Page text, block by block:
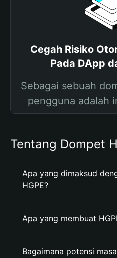
Cegah Risiko
Pada DApp
Sebagai sebuah
pengguna adalah
Tentang Dompet
Apa yang dimaksud
HGPE?
Apa yang membuat
Bagaimana potensi